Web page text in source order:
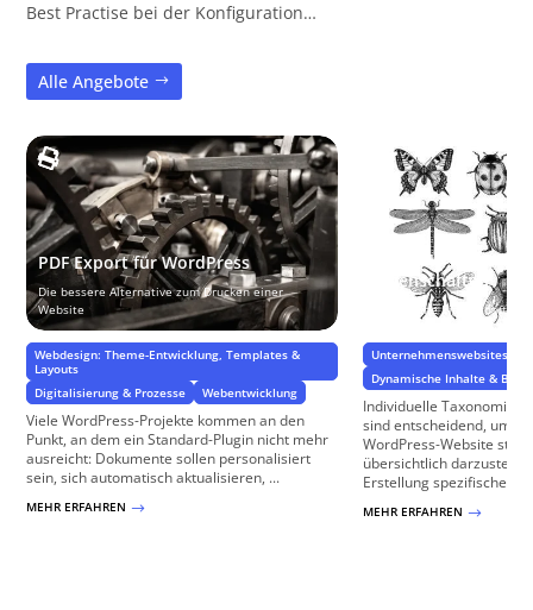
Best Practise bei der Konfiguration…
Alle Angebote
PDF Export für WordPress
Die bessere Alternative zum Drucken einer
Website
Webdesign: Theme-Entwicklung, Templates &
Layouts
Digitalisierung & Prozesse
Webentwicklung
Viele WordPress-Projekte kommen an den
Punkt, an dem ein Standard-Plugin nicht mehr
ausreicht: Dokumente sollen personalisiert
sein, sich automatisch aktualisieren, ...
MEHR ERFAHREN $
Individuelle
Eigenschaften
Spezifische Eigenschaften
Unternehmenswebsites
Dynamische Inhalte &
Individuelle Taxonomien
sind entscheidend, um
WordPress-Website
übersichtlich
Erstellung spezifischer ...
MEHR ERFAHREN $